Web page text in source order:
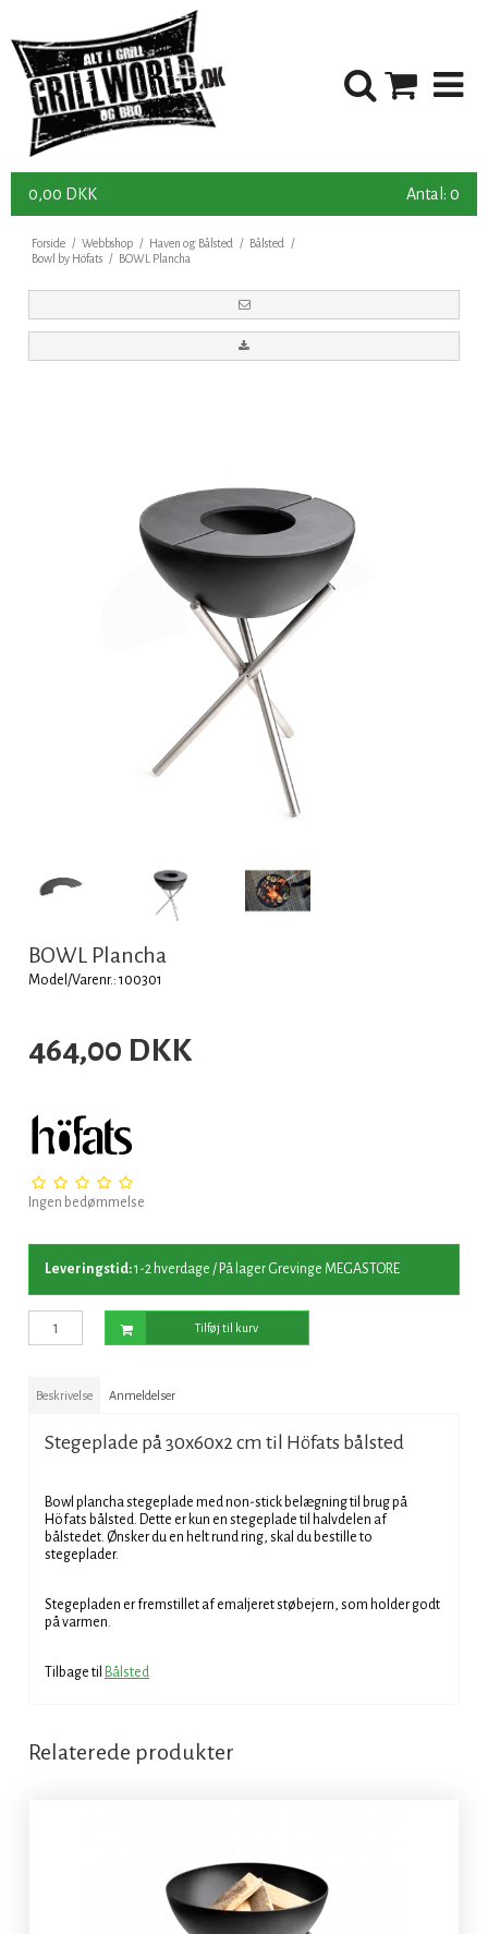
0,00 DKK Antal: 0
Forside / Webbshop / Haven og Bålsted / Bålsted
/
Bowl by Höfats / BOWL Plancha
BOWL Plancha
Model/Varenr.: 100301
464,00 DKK
Ingen bedømmelse
Leveringstid:1-2 hverdage / På lager Grevinge MEGASTORE
Tilføj til kurv
Beskrivelse Anmeldelser
Stegeplade på 30x60x2 cm til Höfats bålsted
Bowl plancha stegeplade med non-stick belægning til brug på
Höfats bålsted. Dette er kun en stegeplade til halvdelen af
bålstedet. Ønsker du en helt rund ring, skal du bestille to
stegeplader.
Stegepladen er fremstillet af emaljeret støbejern, som holder godt
på varmen.
Tilbage til Bålsted
Relaterede produkter